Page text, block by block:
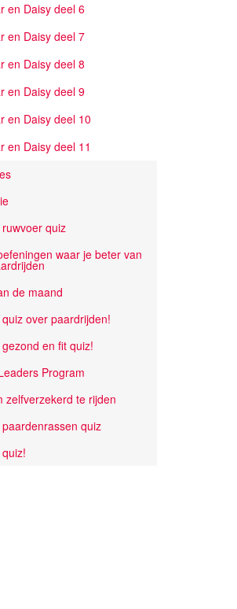
en Daisy deel 6
en Daisy deel 7
en Daisy deel 8
en Daisy deel 9
en Daisy deel 10
en Daisy deel 11
quiz
waar je beter van
de maand
over paardrijden!
en fit quiz!
Program
zelfverzekerd te rijden
quiz